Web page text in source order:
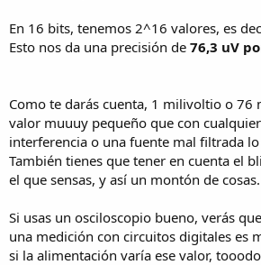
En 16 bits, tenemos 2^16 valores, es
Esto nos da una precisión de 76,3 uV
Como te darás cuenta, 1 milivoltio o 76
valor muuuy pequeño que con
interferencia o una fuente mal filtrada
También tienes que tener en cuenta el
el que sensas, y así un montón de cosas.
Si usas un osciloscopio bueno, verás
una medición con circuitos digitales es
si la alimentación varía ese valor,